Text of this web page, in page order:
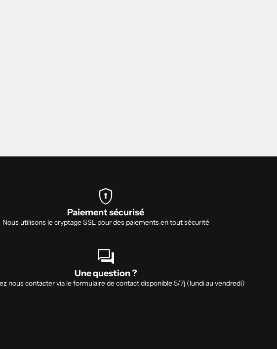
encrypted
Paiement sécurisé
Nous utilisons le cryptage SSL pour des paiements en tout sécurité
forum
Une question ?
nous contacter via le formulaire de contact disponible 5/7j (lundi au vendredi)